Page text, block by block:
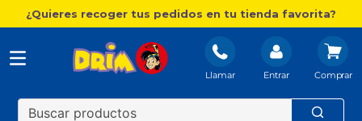
¿Quieres recoger tus pedidos en tu tienda favorita?
Llamar Entrar